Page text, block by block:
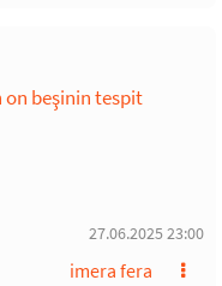
beşinin tespit
27.06.2025 23:00
imera fera